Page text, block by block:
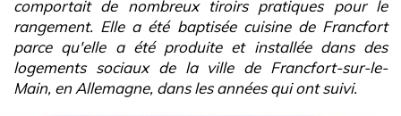
comportait de nombreux tiroirs pratiques pour le
rangement. Elle a été baptisée cuisine de Francfort
parce qu'elle a été produite et installée dans des
logements sociaux de la ville de Francfort-sur-le-
Main, en Allemagne, dans les années qui ont suivi.